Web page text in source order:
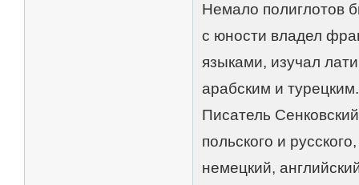
Немало полиглотов
с юности владел
языками, изучал
арабским и турецким.
Писатель
польского и
немецкий,